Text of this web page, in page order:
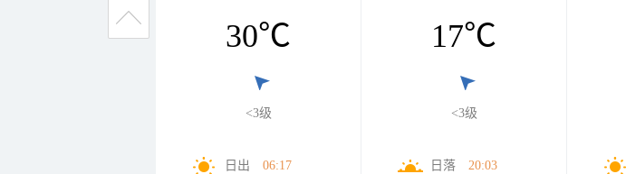
30℃
<3级
日出 06:17
17℃
<3级
日落 20:03